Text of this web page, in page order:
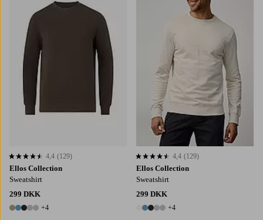
Ellos Collection
Sweatshirt
299 DKK
9 farver
+4
4,4 baseret på 129 bedømmelser
4,4 (129)
Ellos Collection
Sweatshirt
299 DKK
9 farver
+4
4,4 baseret på 129 bedømmelser
4,4 (129)